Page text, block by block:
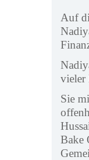
Auf
vieler
Sie
Bake